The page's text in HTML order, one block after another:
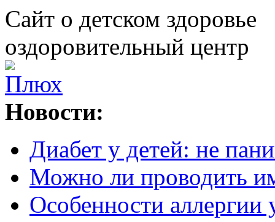
Сайт о детском здоровье
оздоровительный центр
Новости:
Диабет у детей: не
Можно ли проводить
Особенности аллергии